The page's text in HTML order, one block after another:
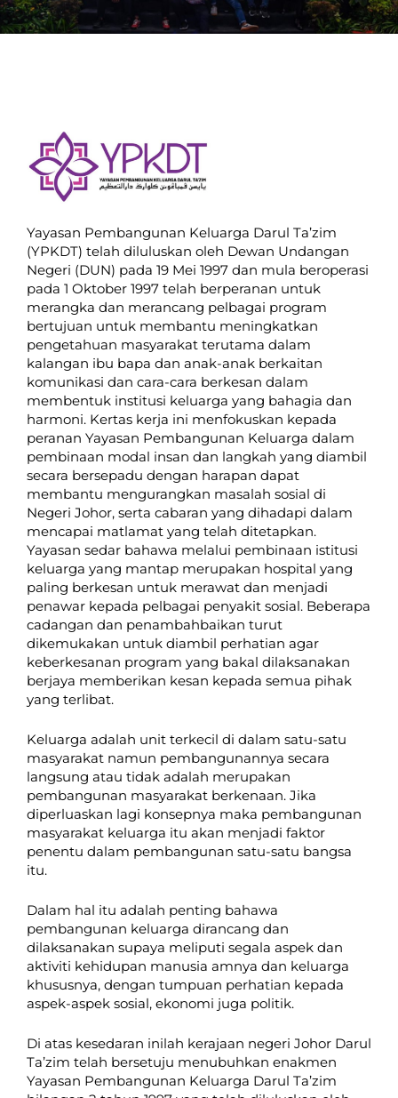
Yayasan Pembangunan Keluarga Darul Ta’zim
(YPKDT) telah diluluskan oleh Dewan Undangan
Negeri (DUN) pada 19 Mei 1997 dan mula beroperasi
pada 1 Oktober 1997 telah berperanan untuk
merangka dan merancang pelbagai program
bertujuan untuk membantu meningkatkan
pengetahuan masyarakat terutama dalam
kalangan ibu bapa dan anak-anak berkaitan
komunikasi dan cara-cara berkesan dalam
membentuk institusi keluarga yang bahagia dan
harmoni. Kertas kerja ini menfokuskan kepada
peranan Yayasan Pembangunan Keluarga dalam
pembinaan modal insan dan langkah yang diambil
secara bersepadu dengan harapan dapat
membantu mengurangkan masalah sosial di
Negeri Johor, serta cabaran yang dihadapi dalam
mencapai matlamat yang telah ditetapkan.
Yayasan sedar bahawa melalui pembinaan istitusi
keluarga yang mantap merupakan hospital yang
paling berkesan untuk merawat dan menjadi
penawar kepada pelbagai penyakit sosial. Beberapa
cadangan dan penambahbaikan turut
dikemukakan untuk diambil perhatian agar
keberkesanan program yang bakal dilaksanakan
berjaya memberikan kesan kepada semua pihak
yang terlibat.
Keluarga adalah unit terkecil di dalam satu-satu
masyarakat namun pembangunannya secara
langsung atau tidak adalah merupakan
pembangunan masyarakat berkenaan. Jika
diperluaskan lagi konsepnya maka pembangunan
masyarakat keluarga itu akan menjadi faktor
penentu dalam pembangunan satu-satu bangsa
itu.
Dalam hal itu adalah penting bahawa
pembangunan keluarga dirancang dan
dilaksanakan supaya meliputi segala aspek dan
aktiviti kehidupan manusia amnya dan keluarga
khususnya, dengan tumpuan perhatian kepada
aspek-aspek sosial, ekonomi juga politik.
Di atas kesedaran inilah kerajaan negeri Johor Darul
Ta’zim telah bersetuju menubuhkan enakmen
Yayasan Pembangunan Keluarga Darul Ta’zim